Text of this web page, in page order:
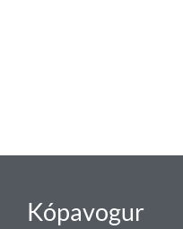
Kópavogur